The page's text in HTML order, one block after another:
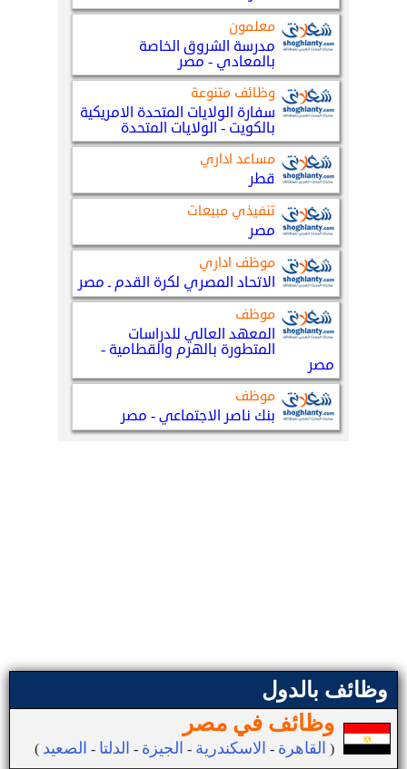
وظائف بالدول
وظائف في مصر
( القاهرة - الاسكندرية - الجيزة - الدلتا - الصعيد )